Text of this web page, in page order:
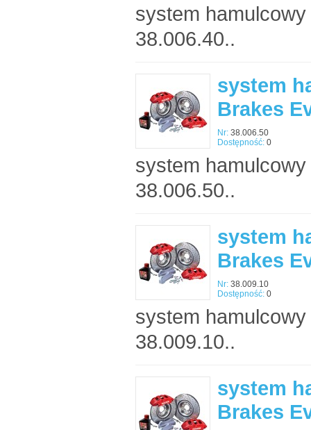
system
38.006.40..
system
Brakes
Nr: 38.006.50
Dostępność: 0
system
38.006.50..
system
Brakes
Nr: 38.009.10
Dostępność: 0
system
38.009.10..
system
Brakes